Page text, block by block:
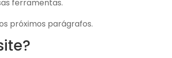
ferramentas.
próximos parágrafos.